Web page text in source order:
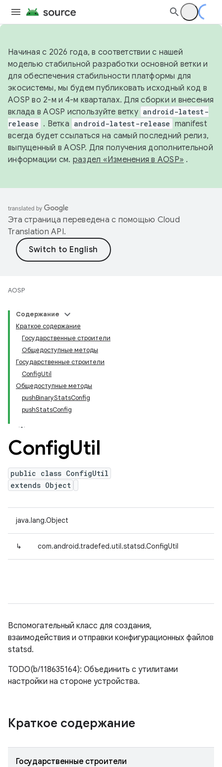
Начиная с 2026 года, в соответствии с нашей
моделью стабильной разработки основной ветки и
для обеспечения стабильности платформы для
экосистемы, мы будем публиковать исходный код в
AOSP во 2-м и 4-м кварталах. Для сборки и внесения
вклада в AOSP используйте ветку android-latest-
release . Ветка android-latest-release manifest
всегда будет ссылаться на самый последний релиз,
выпущенный в AOSP. Для получения дополнительной
информации см. раздел «Изменения в AOSP» .
Эта страница переведена с помощью Cloud
Translation API.
AOSP
Содержание
Краткое содержание
Государственные строители
Общедоступные методы
Государственные строители
ConfigUtil
Общедоступные методы
pushBinaryStatsConfig
pushStatsConfig
ConfigUtil
public class ConfigUtil
extends Object
java.lang.Object
↳ com.android.tradefed.util.statsd.ConfigUtil
Вспомогательный класс для создания,
взаимодействия и отправки конфигурационных файлов
statsd.
TODO(b/118635164): Объединить с утилитами
настройки на стороне устройства.
Краткое содержание
Государственные строители